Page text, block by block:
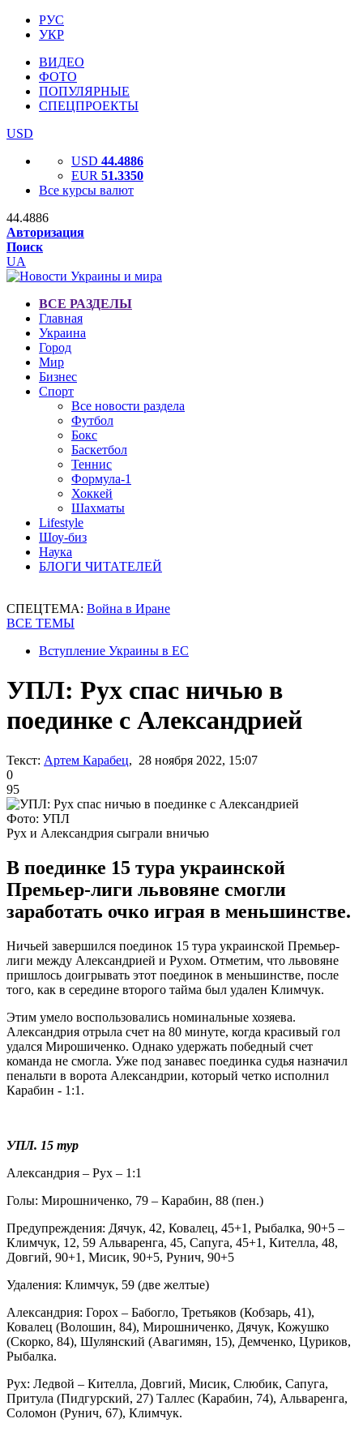
РУС
УКР
ВИДЕО
ФОТО
ПОПУЛЯРНЫЕ
СПЕЦПРОЕКТЫ
USD
USD 44.4886
EUR 51.3350
Все курсы валют
44.4886
Авторизация
Поиск
UA
ВСЕ РАЗДЕЛЫ
Главная
Украина
Город
Мир
Бизнес
Спорт
Все новости раздела
Футбол
Бокс
Баскетбол
Теннис
Формула-1
Хоккей
Шахматы
Lifestyle
Шоу-биз
Наука
БЛОГИ ЧИТАТЕЛЕЙ
СПЕЦТЕМА: Война в Иране
ВСЕ ТЕМЫ
Вступление Украины в ЕС
УПЛ: Рух спас ничью в
поединке с Александрией
Текст: Артем Карабец, 28 ноября 2022, 15:07
0
95
Фото: УПЛ
Рух и Александрия сыграли вничью
В поединке 15 тура украинской
Премьер-лиги львовяне смогли
заработать очко играя в меньшинстве.
Ничьей завершился поединок 15 тура украинской Премьер-
лиги между Александрией и Рухом. Отметим, что львовяне
пришлось доигрывать этот поединок в меньшинстве, после
того, как в середине второго тайма был удален Климчук.
Этим умело воспользовались номинальные хозяева.
Александрия отрыла счет на 80 минуте, когда красивый гол
удался Мирошиченко. Однако удержать победный счет
команда не смогла. Уже под занавес поединка судья назначил
пенальти в ворота Александрии, который четко исполнил
Карабин - 1:1.
УПЛ. 15 тур
Александрия – Рух – 1:1
Голы: Мирошниченко, 79 – Карабин, 88 (пен.)
Предупреждения: Дячук, 42, Ковалец, 45+1, Рыбалка, 90+5 –
Климчук, 12, 59 Альваренга, 45, Сапуга, 45+1, Кителла, 48,
Довгий, 90+1, Мисик, 90+5, Рунич, 90+5
Удаления: Климчук, 59 (две желтые)
Александрия: Горох – Бабогло, Третьяков (Кобзарь, 41),
Ковалец (Волошин, 84), Мирошниченко, Дячук, Кожушко
(Скорко, 84), Шулянский (Авагимян, 15), Демченко, Цуриков,
Рыбалка.
Рух: Ледвой – Кителла, Довгий, Мисик, Слюбик, Сапуга,
Притула (Пидгурский, 27) Таллес (Карабин, 74), Альваренга,
Соломон (Рунич, 67), Климчук.